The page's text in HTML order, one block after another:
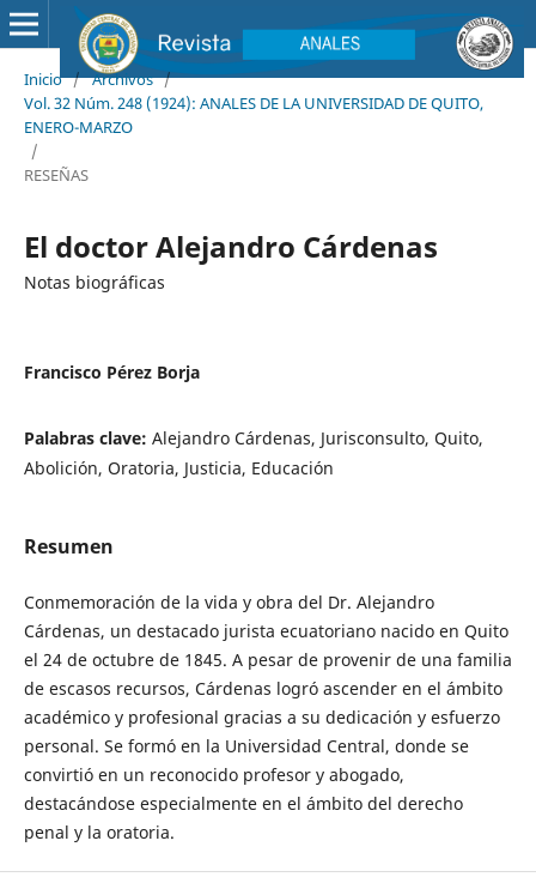
Inicio / Archivos /
Vol. 32 Núm. 248 (1924): ANALES DE LA UNIVERSIDAD DE QUITO,
ENERO-MARZO
/
RESEÑAS
El doctor Alejandro Cárdenas
Notas biográficas
Francisco Pérez Borja
Palabras clave: Alejandro Cárdenas, Jurisconsulto, Quito,
Abolición, Oratoria, Justicia, Educación
Resumen
Conmemoración de la vida y obra del Dr. Alejandro
Cárdenas, un destacado jurista ecuatoriano nacido en Quito
el 24 de octubre de 1845. A pesar de provenir de una familia
de escasos recursos, Cárdenas logró ascender en el ámbito
académico y profesional gracias a su dedicación y esfuerzo
personal. Se formó en la Universidad Central, donde se
convirtió en un reconocido profesor y abogado,
destacándose especialmente en el ámbito del derecho
penal y la oratoria.